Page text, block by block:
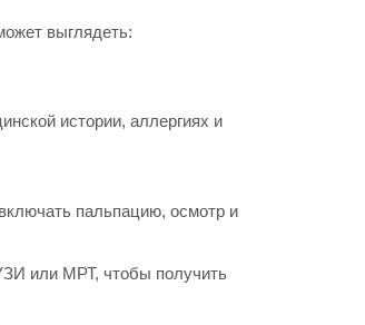
выглядеть:
истории, аллергиях и
пальпацию, осмотр и
или МРТ, чтобы получить